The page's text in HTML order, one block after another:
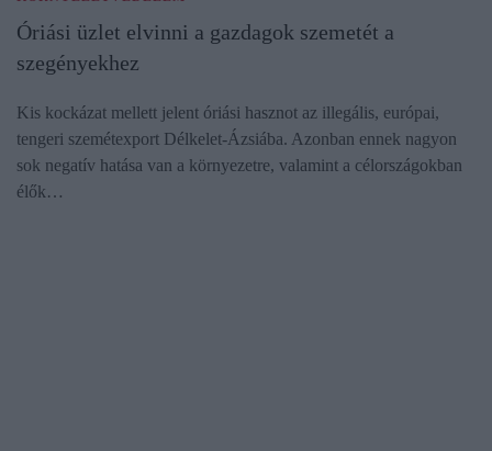
Óriási üzlet elvinni a gazdagok szemetét a
szegényekhez
Kis kockázat mellett jelent óriási hasznot az illegális, európai,
tengeri szemétexport Délkelet-Ázsiába. Azonban ennek nagyon
sok negatív hatása van a környezetre, valamint a célországokban
élők…